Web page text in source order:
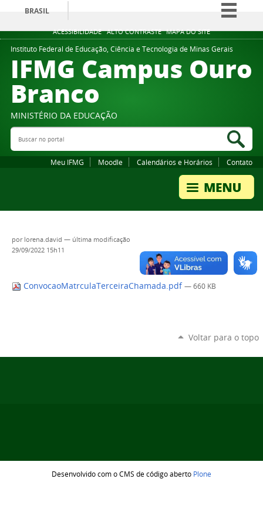
ACESSIBILIDADE ALTO CONTRASTE MAPA DO SITE
BRASIL
Simplifique!
Comunica BR
Participe
Instituto Federal de Educação, Ciência e Tecnologia de Minas Gerais
IFMG Campus Ouro
Branco
MINISTÉRIO DA EDUCAÇÃO
Buscar no portal
Meu IFMG Moodle Calendários e Horários Contato
por lorena.david — última modificação
29/09/2022 15h11
ConvocaoMatrculaTerceiraChamada.pdf — 660 KB
Voltar para o topo
Desenvolvido com o CMS de código aberto Plone